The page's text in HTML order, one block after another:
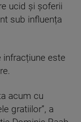
ucid și șoferii
sub influența
infracțiune este
acum cu
gratiilor”, a